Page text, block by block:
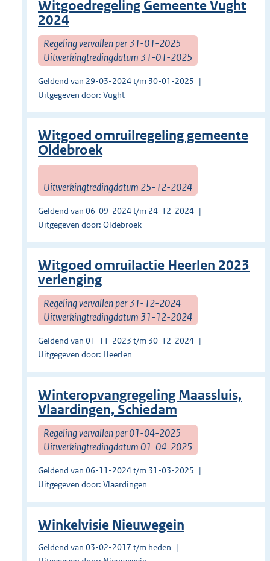
Witgoedregeling Gemeente Vught
2024
Regeling vervallen per 31-01-2025
Uitwerkingtredingdatum 31-01-2025
Geldend van 29-03-2024 t/m 30-01-2025
Uitgegeven door: Vught
Witgoed omruilregeling gemeente
Oldebroek
Uitwerkingtredingdatum 25-12-2024
Geldend van 06-09-2024 t/m 24-12-2024
Uitgegeven door: Oldebroek
Witgoed omruilactie Heerlen 2023
verlenging
Regeling vervallen per 31-12-2024
Uitwerkingtredingdatum 31-12-2024
Geldend van 01-11-2023 t/m 30-12-2024
Uitgegeven door: Heerlen
Winteropvangregeling Maassluis,
Vlaardingen, Schiedam
Regeling vervallen per 01-04-2025
Uitwerkingtredingdatum 01-04-2025
Geldend van 06-11-2024 t/m 31-03-2025
Uitgegeven door: Vlaardingen
Winkelvisie Nieuwegein
Geldend van 03-02-2017 t/m heden